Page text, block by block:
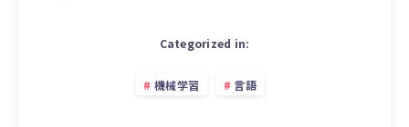
Categorized in:
機械学習 言語